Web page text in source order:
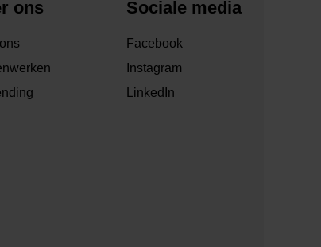
ons Sociale media
Facebook
Instagram
LinkedIn